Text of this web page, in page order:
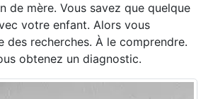
de mère. Vous savez que quelque
votre enfant. Alors vous
des recherches. À le comprendre.
obtenez un diagnostic.